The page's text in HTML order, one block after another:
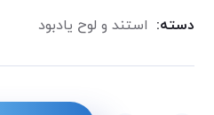
دسته: استند و لوح یادبود